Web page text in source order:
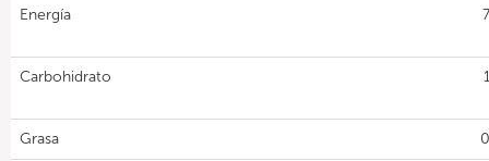
Energía
Carbohidrato
Grasa